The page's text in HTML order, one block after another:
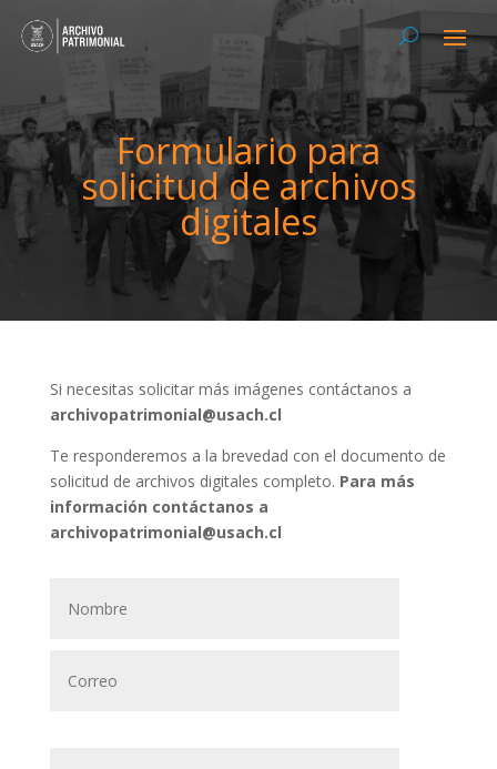
Formulario para
solicitud de archivos
digitales
Si necesitas solicitar más imágenes contáctanos a
archivopatrimonial@usach.cl
Te responderemos a la brevedad con el documento de
solicitud de archivos digitales completo. Para más
información contáctanos a
archivopatrimonial@usach.cl